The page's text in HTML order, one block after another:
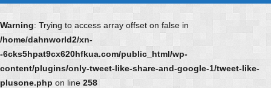
Warning: Trying to access array offset on false in
/home/dahnworld2/xn-
-6cks5hpat9cx620hfkua.com/public_html/wp-
content/plugins/only-tweet-like-share-and-google-1/tweet-like-
plusone.php on line 258